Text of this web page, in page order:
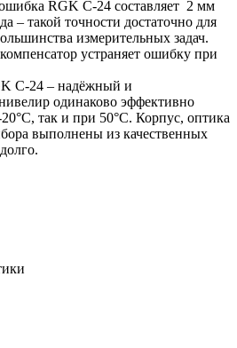
RGK C-24 составляет 2 мм
– такой точности достаточно для
измерительных задач.
устраняет ошибку при
C-24 – надёжный и
одинаково эффективно
так и при 50°C. Корпус, оптика
выполнены из качественных